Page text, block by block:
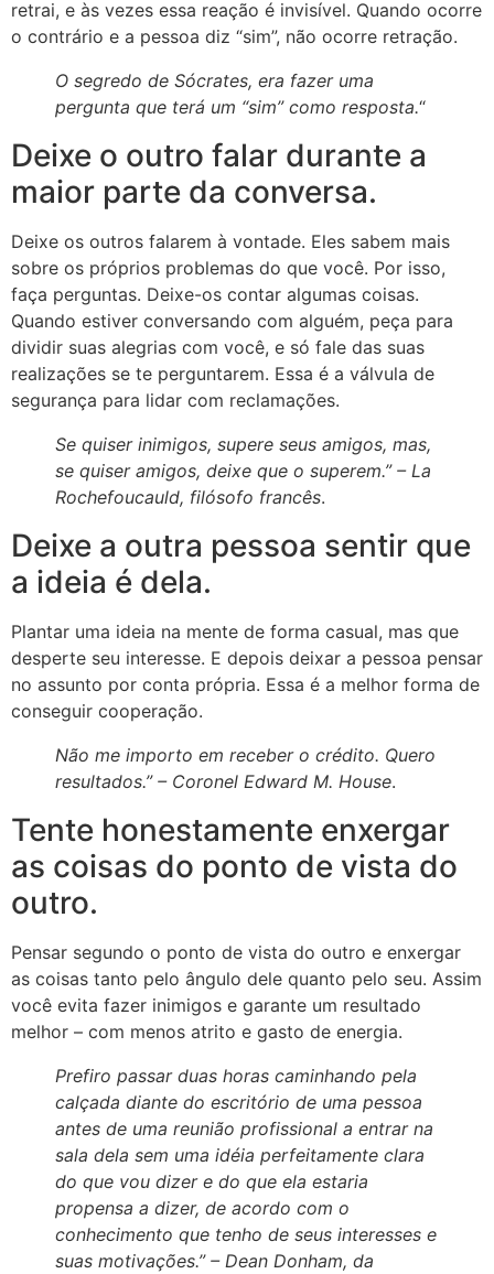
retrai, e às vezes essa reação é invisível. Quando ocorre
o contrário e a pessoa diz “sim”, não ocorre retração.
O segredo de Sócrates, era fazer uma
pergunta que terá um “sim” como resposta.“
Deixe o outro falar durante a
maior parte da conversa.
Deixe os outros falarem à vontade. Eles sabem mais
sobre os próprios problemas do que você. Por isso,
faça perguntas. Deixe-os contar algumas coisas.
Quando estiver conversando com alguém, peça para
dividir suas alegrias com você, e só fale das suas
realizações se te perguntarem. Essa é a válvula de
segurança para lidar com reclamações.
Se quiser inimigos, supere seus amigos, mas,
se quiser amigos, deixe que o superem.” – La
Rochefoucauld, filósofo francês.
Deixe a outra pessoa sentir que
a ideia é dela.
Plantar uma ideia na mente de forma casual, mas que
desperte seu interesse. E depois deixar a pessoa pensar
no assunto por conta própria. Essa é a melhor forma de
conseguir cooperação.
Não me importo em receber o crédito. Quero
resultados.” – Coronel Edward M. House.
Tente honestamente enxergar
as coisas do ponto de vista do
outro.
Pensar segundo o ponto de vista do outro e enxergar
as coisas tanto pelo ângulo dele quanto pelo seu. Assim
você evita fazer inimigos e garante um resultado
melhor – com menos atrito e gasto de energia.
Prefiro passar duas horas caminhando pela
calçada diante do escritório de uma pessoa
antes de uma reunião profissional a entrar na
sala dela sem uma idéia perfeitamente clara
do que vou dizer e do que ela estaria
propensa a dizer, de acordo com o
conhecimento que tenho de seus interesses e
suas motivações.” – Dean Donham, da